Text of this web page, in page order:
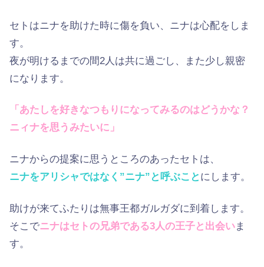
セトはニナを助けた時に傷を負い、ニナは心配をしま
す。
夜が明けるまでの間2人は共に過ごし、また少し親密
になります。
「あたしを好きなつもりになってみるのはどうかな？
ニィナを思うみたいに」
ニナからの提案に思うところのあったセトは、
ニナをアリシャではなく”ニナ”と呼ぶこと にします。
助けが来てふたりは無事王都ガルガダに到着します。
そこでニナはセトの兄弟である3人の王子と出会いま
す。